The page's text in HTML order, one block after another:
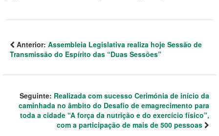
Anterior: Assembleia Legislativa realiza hoje Sessão de
Transmissão do Espírito das “Duas Sessões”
Seguinte: Realizada com sucesso Cerimónia de início da
caminhada no âmbito do Desafio de emagrecimento para
toda a cidade “A força da nutrição e do exercício físico”,
com a participação de mais de 500 pessoas